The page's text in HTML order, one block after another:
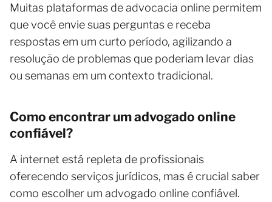
Muitas plataformas de advocacia online permitem
que você envie suas perguntas e receba
respostas em um curto período, agilizando a
resolução de problemas que poderiam levar dias
ou semanas em um contexto tradicional.
Como encontrar um advogado online
confiável?
A internet está repleta de profissionais
oferecendo serviços jurídicos, mas é crucial saber
como escolher um advogado online confiável.